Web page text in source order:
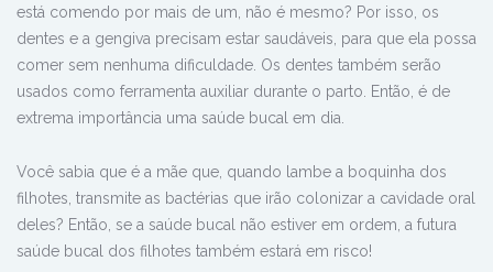
está comendo por mais de um, não é mesmo? Por isso, os
dentes e a gengiva precisam estar saudáveis, para que ela possa
comer sem nenhuma dificuldade. Os dentes também serão
usados como ferramenta auxiliar durante o parto. Então, é de
extrema importância uma saúde bucal em dia.
Você sabia que é a mãe que, quando lambe a boquinha dos
filhotes, transmite as bactérias que irão colonizar a cavidade oral
deles? Então, se a saúde bucal não estiver em ordem, a futura
saúde bucal dos filhotes também estará em risco!